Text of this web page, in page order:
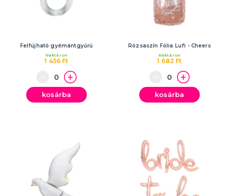
Felfújható gyémántgyűrű
1 456 Ft
Raktáron
kosárba
Rózsaszín Fólia Lufi - Cheers
1 682 Ft
Raktáron
kosárba